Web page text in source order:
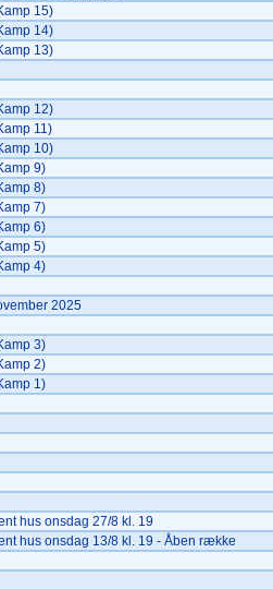
15)
14)
13)
12)
11)
10)
9)
8)
7)
6)
5)
4)
2025
3)
2)
1)
hus onsdag 27/8 kl. 19
hus onsdag 13/8 kl. 19 - Åben række